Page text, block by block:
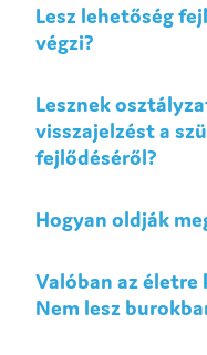
Lesz lehetőség
végzi?
Lesznek
visszajelzést a
fejlődéséről?
Hogyan oldják
Valóban az életre
Nem lesz